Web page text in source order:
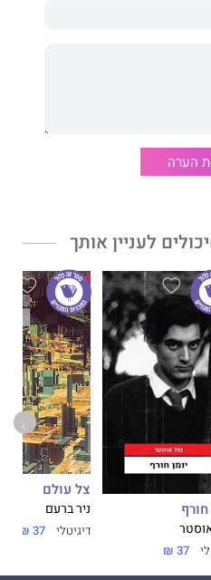
לשאול שאלות אישיות
נסעה להימלאיה בהודו, ושם
גם מראשוני הקהילה האקולוגית
עם משפחתה.
הערה
לעניין אותך
חורף
37 ₪
צל עולם
ניר ברעם
דיגיטלי 37 ₪